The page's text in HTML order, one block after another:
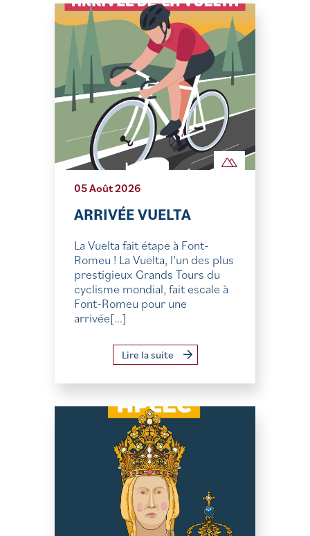
05 Août 2026
ARRIVÉE VUELTA
La Vuelta fait étape à Font-
Romeu ! La Vuelta, l’un des plus
prestigieux Grands Tours du
cyclisme mondial, fait escale à
Font-Romeu pour une
arrivée[...]
Lire la suite